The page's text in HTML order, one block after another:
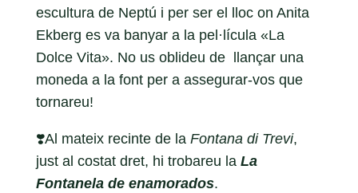
escultura de Neptú i per ser el lloc on Anita
Ekberg es va banyar a la pel·lícula «La
Dolce Vita». No us oblideu de llançar una
moneda a la font per a assegurar-vos que
tornareu!
❣️Al mateix recinte de la Fontana di Trevi,
just al costat dret, hi trobareu laLa
Fontanela de enamorados.